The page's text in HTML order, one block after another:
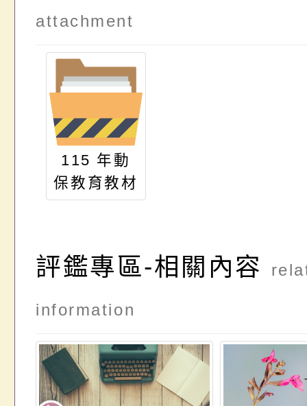
attachment
115 年動
保教育教材
融入校園課
習計畫
評鑑專區-相關內容
information